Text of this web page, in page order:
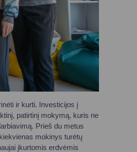
ir kurti. Investicijos į
patirtinį mokymą, kuris ne
Prieš du metus
mokinys turėtų
įkurtomis erdvėmis